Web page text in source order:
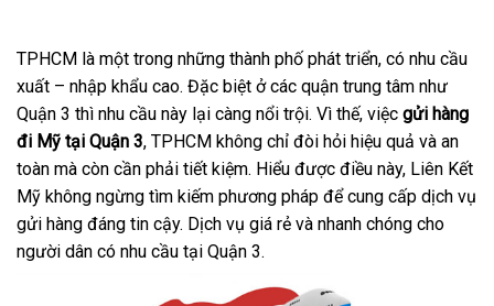
TPHCM là một trong những thành phố phát triển, có nhu cầu
xuất – nhập khẩu cao. Đặc biệt ở các quận trung tâm như
Quận 3 thì nhu cầu này lại càng nổi trội. Vì thế, việc gửi hàng
đi Mỹ tại Quận 3, TPHCM không chỉ đòi hỏi hiệu quả và an
toàn mà còn cần phải tiết kiệm. Hiểu được điều này, Liên Kết
Mỹ không ngừng tìm kiếm phương pháp để cung cấp dịch vụ
gửi hàng đáng tin cậy. Dịch vụ giá rẻ và nhanh chóng cho
người dân có nhu cầu tại Quận 3.